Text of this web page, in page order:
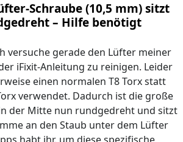
Schraube (10,5 mm) sitzt
– Hilfe benötigt
versuche gerade den Lüfter meiner
iFixit-Anleitung zu reinigen. Leider
einen normalen T8 Torx statt
verwendet. Dadurch ist die große
der Mitte nun rundgedreht und sitzt
an den Staub unter dem Lüfter